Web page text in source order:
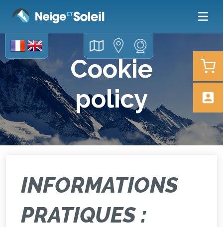
Cookie
policy
INFORMATIONS
PRATIQUES :